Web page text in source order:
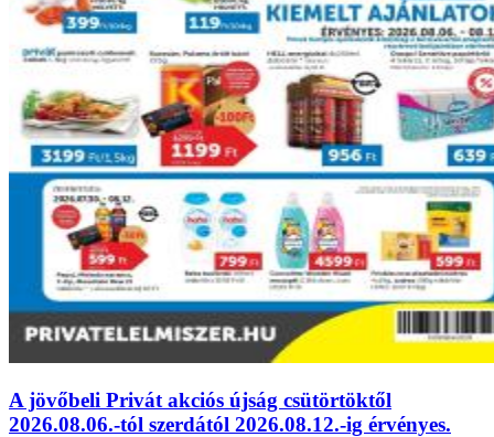
A jövőbeli Privát akciós újság csütörtöktől
2026.08.06.-tól szerdától 2026.08.12.-ig érvényes.